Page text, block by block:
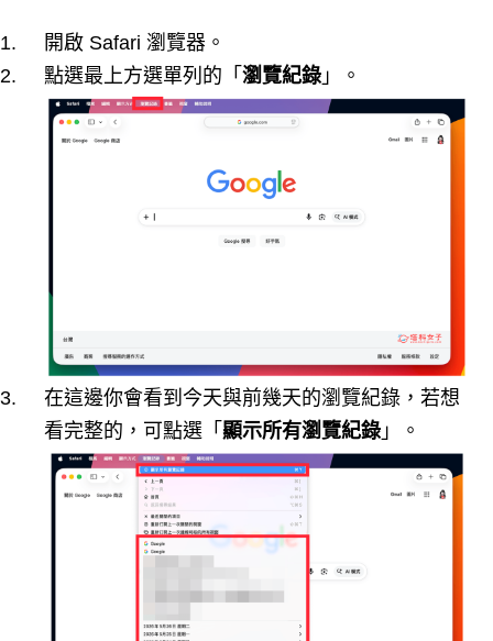
開啟 Safari 瀏覽器。
點選最上方選單列的「 瀏覽紀錄 」。
在這邊你會看到今天與前幾天的瀏覽紀錄，若想
看完整的，可點選「 顯示所有瀏覽紀錄 」。